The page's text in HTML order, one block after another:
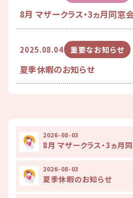
8月 マザークラス・3ヵ月同窓
2025.08.04 重要なお知らせ
夏季休暇のお知らせ
2026-08-03
8月 マザークラス・3ヵ月
2026-08-03
夏季休暇のお知らせ